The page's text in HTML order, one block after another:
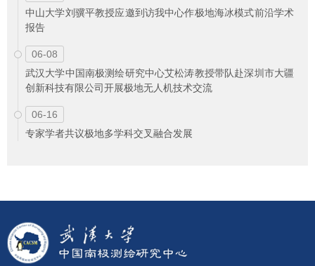
中山大学刘骥平教授应邀到访我中心作极地海冰模式前沿学术
报告
06-08
武汉大学中国南极测绘研究中心艾松涛教授带队赴深圳市大疆
创新科技有限公司开展极地无人机技术交流
06-16
专家学者共议极地多学科交叉融合发展